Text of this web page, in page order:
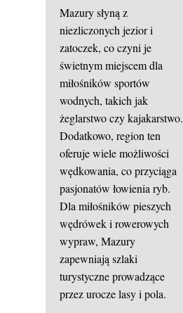
Mazury słyną z
niezliczonych jezior i
zatoczek, co czyni je
świetnym miejscem dla
miłośników sportów
wodnych, takich jak
żeglarstwo czy kajakarstwo.
Dodatkowo, region ten
oferuje wiele możliwości
wędkowania, co przyciąga
pasjonatów łowienia ryb.
Dla miłośników pieszych
wędrówek i rowerowych
wypraw, Mazury
zapewniają szlaki
turystyczne prowadzące
przez urocze lasy i pola.